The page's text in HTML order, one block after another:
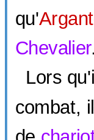
qu'
Chevalier.
Lors
combat,